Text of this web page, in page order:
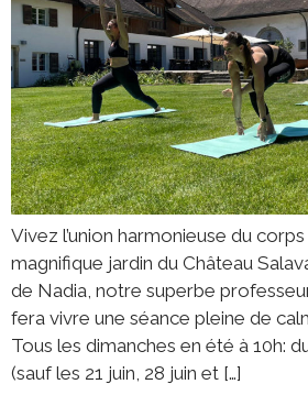
Vivez l’union harmonieuse du
magnifique jardin du Château
de Nadia, notre superbe
fera vivre une séance pleine de
Tous les dimanches en été à 10h:
(sauf les 21 juin, 28 juin et […]